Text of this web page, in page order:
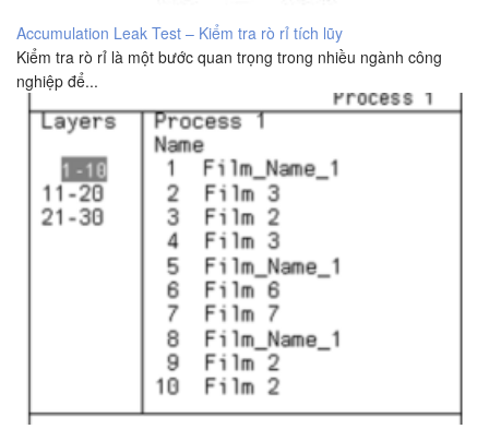
Accumulation Leak Test – Kiểm tra rò rỉ tích lũy
Kiểm tra rò rỉ là một bước quan trọng trong nhiều ngành công
nghiệp để...